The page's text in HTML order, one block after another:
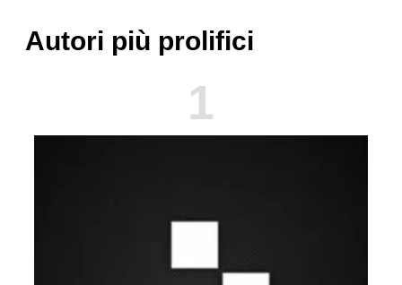
Autori più prolifici
1